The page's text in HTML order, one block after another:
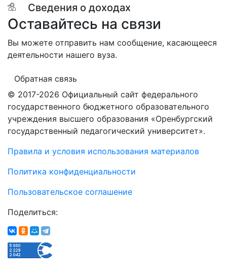
Сведения о доходах
Оставайтесь на связи
Вы можете отправить нам сообщение, касающееся
деятельности нашего вуза.
Обратная связь
© 2017-2026 Официальный сайт федерального
государственного бюджетного образовательного
учреждения высшего образования «Оренбургский
государственный педагогический университет».
Правила и условия использования материалов
Политика конфиденциальности
Пользовательское соглашение
Поделиться: